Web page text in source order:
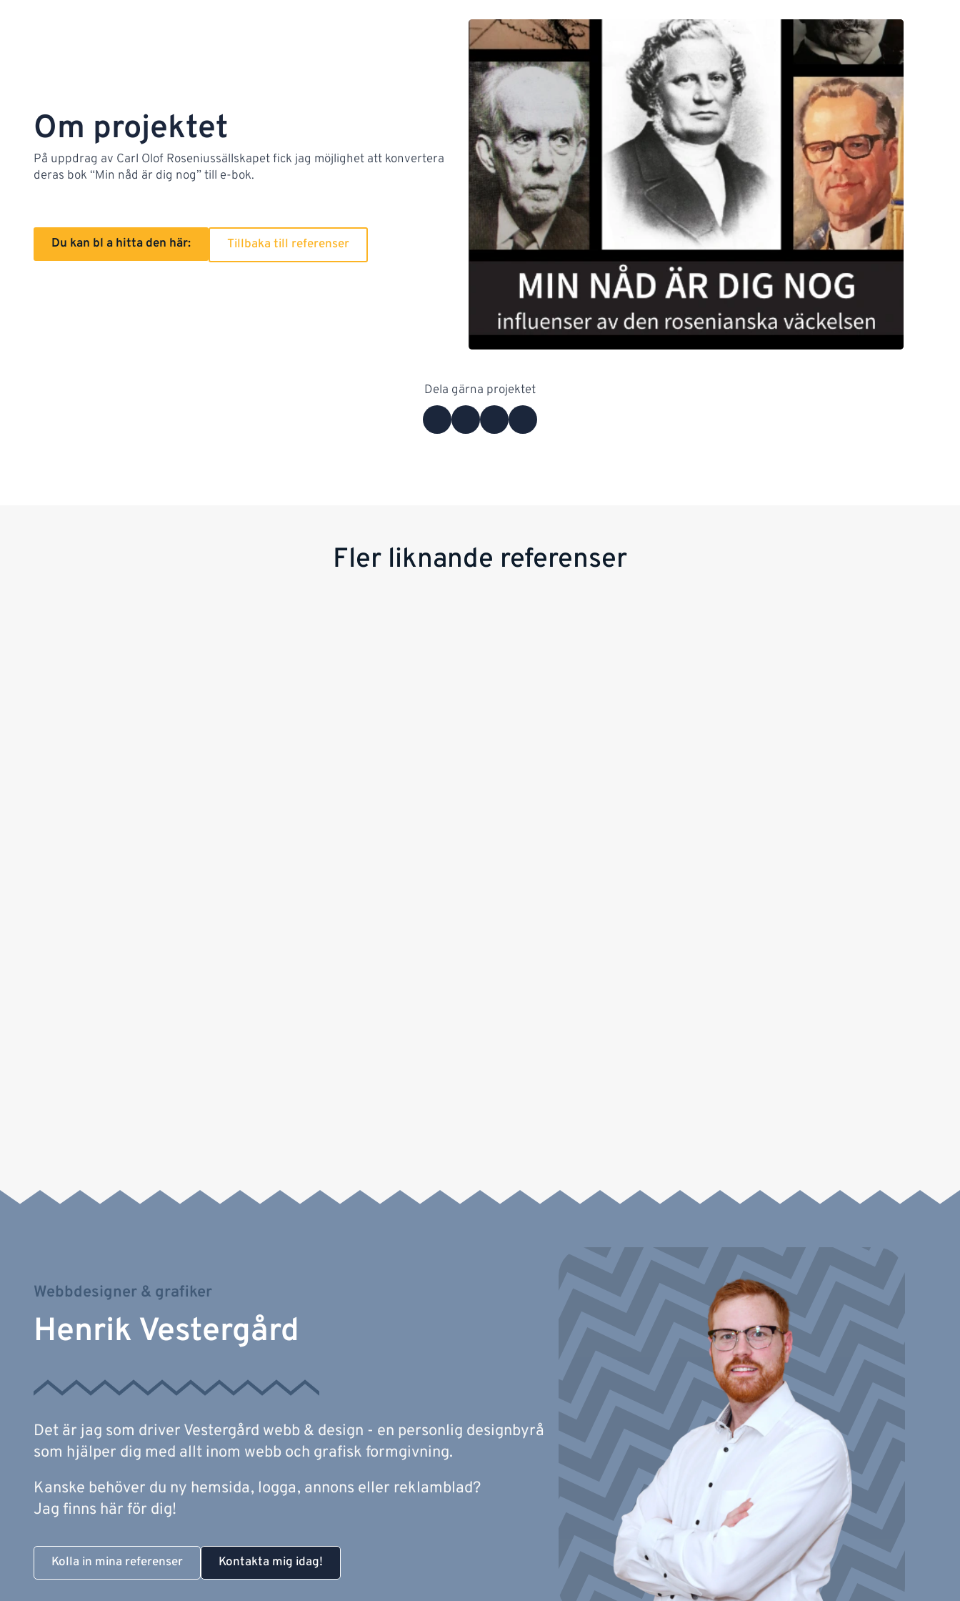
Om projektet
På uppdrag av Carl Olof Roseniussällskapet fick jag möjlighet att konvertera
deras bok “Min nåd är dig nog” till e-bok.
Du kan bl a hitta den här: Tillbaka till referenser
Dela gärna projektet
Fler liknande referenser
Webbdesigner & grafiker
Henrik Vestergård
Det är jag som driver Vestergård webb & design - en personlig designbyrå
som hjälper dig med allt inom webb och grafisk formgivning.
Kanske behöver du ny hemsida, logga, annons eller reklamblad?
Jag finns här för dig!
Kolla in mina referenser Kontakta mig idag!